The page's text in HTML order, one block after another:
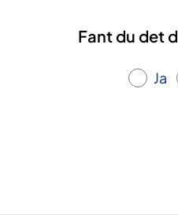
Fant du det
Ja